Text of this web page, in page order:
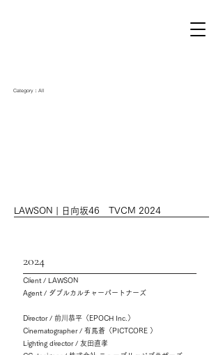
Category：All
LAWSON | 日向坂46 TVCM 2024
2024
Client / LAWSON
Agent / ダブルカルチャーパートナーズ
Director / 前川恭平（EPOCH Inc.）
Cinematographer / 有馬蒼（PICTCORE ）
Lighting director / 友田直孝